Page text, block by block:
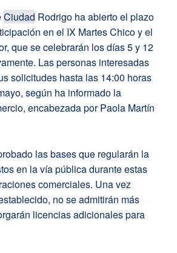
Ciudad Rodrigo ha abierto el plazo
en el IX Martes Chico y el
que se celebrarán los días 5 y 12
Las personas interesadas
solicitudes hasta las 14:00 horas
según ha informado la
encabezada por Paola Martín
las bases que regularán la
en la vía pública durante estas
comerciales. Una vez
no se admitirán más
licencias adicionales para